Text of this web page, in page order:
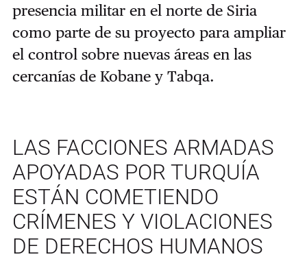
presencia militar en el norte de Siria
como parte de su proyecto para ampliar
el control sobre nuevas áreas en las
cercanías de Kobane y Tabqa.
LAS FACCIONES ARMADAS
APOYADAS POR TURQUÍA
ESTÁN COMETIENDO
CRÍMENES Y VIOLACIONES
DE DERECHOS HUMANOS